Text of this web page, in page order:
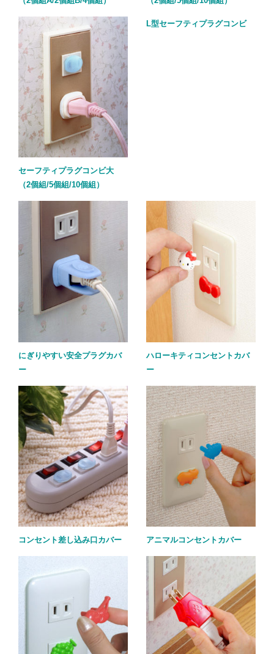
セーフティプラグコンビ大
（2個組/5個組/10個組）
L型セーフティプラグコンビ
にぎりやすい安全プラグカバ
ー
ハローキティコンセントカバ
ー
コンセント差し込み口カバー アニマルコンセントカバー